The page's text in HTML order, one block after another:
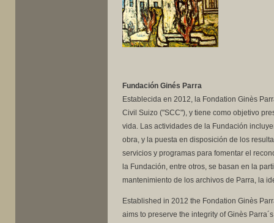
Fundación Ginés Parra
Establecida en 2012, la Fondation Ginès
Civil Suizo ("SCC"), y tiene como objetivo
vida. Las actividades de la Fundación
obra, y la puesta en disposición de los
servicios y programas para fomentar el
la Fundación, entre otros, se basan en la
mantenimiento de los archivos de Parra, la
Established in 2012 the Fondation Ginès
aims to preserve the integrity of Ginès